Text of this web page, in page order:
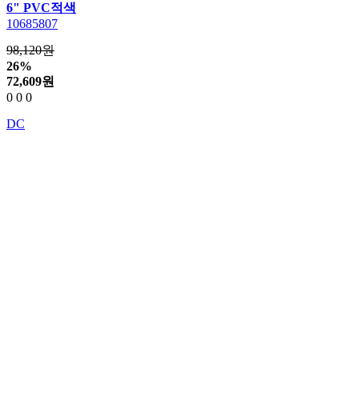
6" PVC적색
10685807
98,120원
26%
72,609원
0 0 0
DC